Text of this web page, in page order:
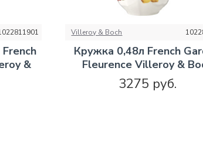
&
Villeroy & Boch
Кружка 0,48л French
Fleurence Villeroy &
3275 руб.